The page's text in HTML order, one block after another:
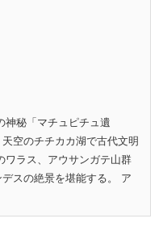
神秘「マチュピチュ遺
空のチチカカ湖で古代文明
ワラス、アウサンガテ山群
スの絶景を堪能する。 ア